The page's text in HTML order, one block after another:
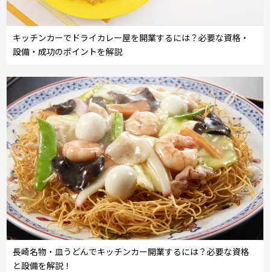
キッチンカーでドライカレー屋を開業するには？必要な資格・
設備・成功のポイントを解説
長崎名物・皿うどんでキッチンカー開業するには？必要な資格
と設備を解説！